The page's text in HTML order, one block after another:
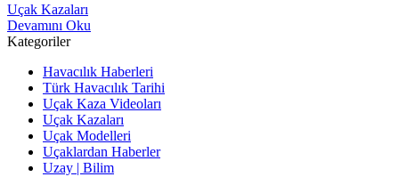
Uçak Kazaları
Devamını Oku
Kategoriler
Havacılık Haberleri
Türk Havacılık Tarihi
Uçak Kaza Videoları
Uçak Kazaları
Uçak Modelleri
Uçaklardan Haberler
Uzay | Bilim